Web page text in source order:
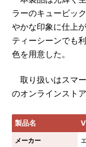
ラーのキュービッ
やかな印象に仕上
ティーシーンでも
色を用意した。
取り扱いはスマー
のオンラインスト
製品名
メーカー